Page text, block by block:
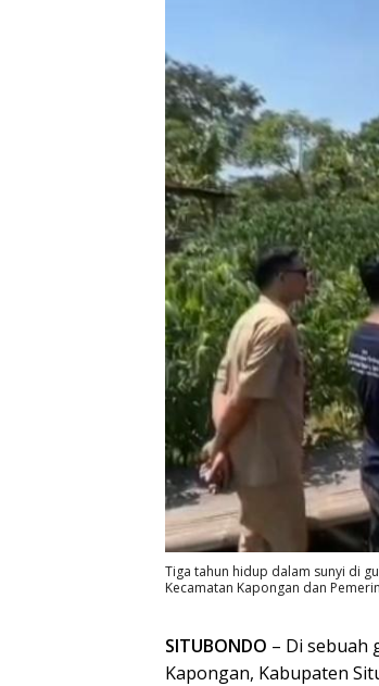
Tiga tahun hidup dalam sunyi di
Kecamatan Kapongan dan
SITUBONDO – Di sebuah
Kapongan, Kabupaten